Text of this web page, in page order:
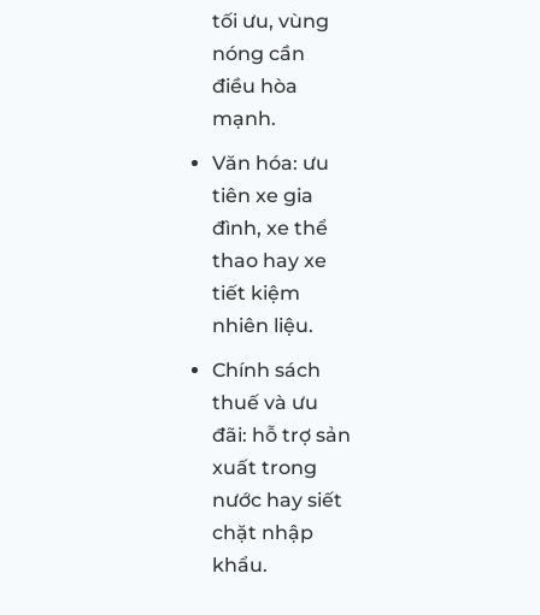
tối ưu, vùng
nóng cần
điều hòa
mạnh.
Văn hóa: ưu
tiên xe gia
đình, xe thể
thao hay xe
tiết kiệm
nhiên liệu.
Chính sách
thuế và ưu
đãi: hỗ trợ sản
xuất trong
nước hay siết
chặt nhập
khẩu.